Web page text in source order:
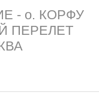
- о. КОРФУ
ПЕРЕЛЕТ